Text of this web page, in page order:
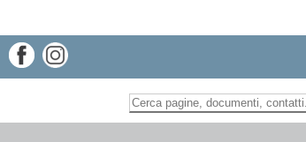
Inserire il termine di ricerca